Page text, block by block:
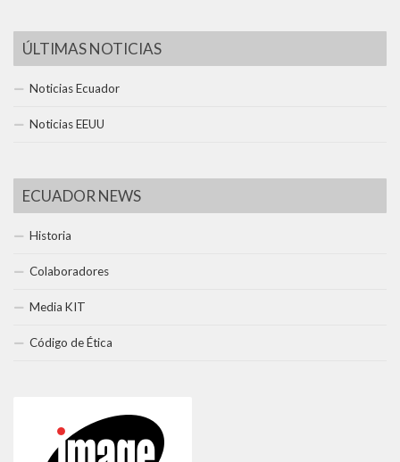
ÚLTIMAS NOTICIAS
Noticias Ecuador
Noticias EEUU
ECUADOR NEWS
Historia
Colaboradores
Media KIT
Código de Ética